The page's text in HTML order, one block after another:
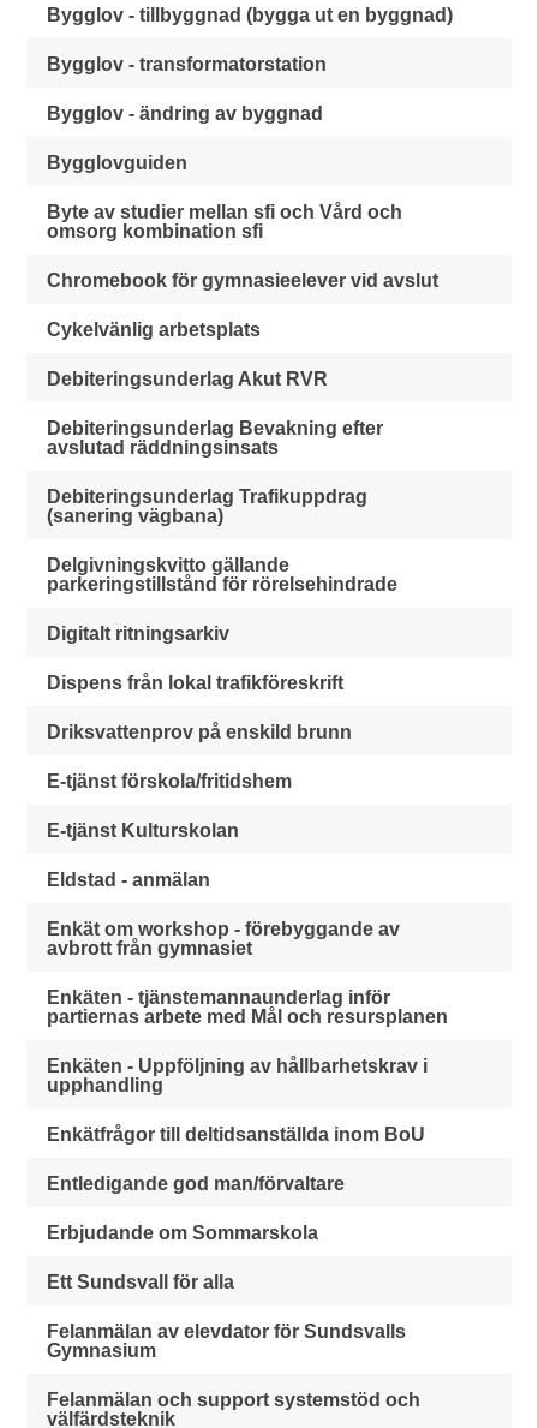
Bygglov - tillbyggnad (bygga ut en byggnad)
Bygglov - transformatorstation
Bygglov - ändring av byggnad
Bygglovguiden
Byte av studier mellan sfi och Vård och
omsorg kombination sfi
Chromebook för gymnasieelever vid avslut
Cykelvänlig arbetsplats
Debiteringsunderlag Akut RVR
Debiteringsunderlag Bevakning efter
avslutad räddningsinsats
Debiteringsunderlag Trafikuppdrag
(sanering vägbana)
Delgivningskvitto gällande
parkeringstillstånd för rörelsehindrade
Digitalt ritningsarkiv
Dispens från lokal trafikföreskrift
Driksvattenprov på enskild brunn
E-tjänst förskola/fritidshem
E-tjänst Kulturskolan
Eldstad - anmälan
Enkät om workshop - förebyggande av
avbrott från gymnasiet
Enkäten - tjänstemannaunderlag inför
partiernas arbete med Mål och resursplanen
Enkäten - Uppföljning av hållbarhetskrav i
upphandling
Enkätfrågor till deltidsanställda inom BoU
Entledigande god man/förvaltare
Erbjudande om Sommarskola
Ett Sundsvall för alla
Felanmälan av elevdator för Sundsvalls
Gymnasium
Felanmälan och support systemstöd och
välfärdsteknik